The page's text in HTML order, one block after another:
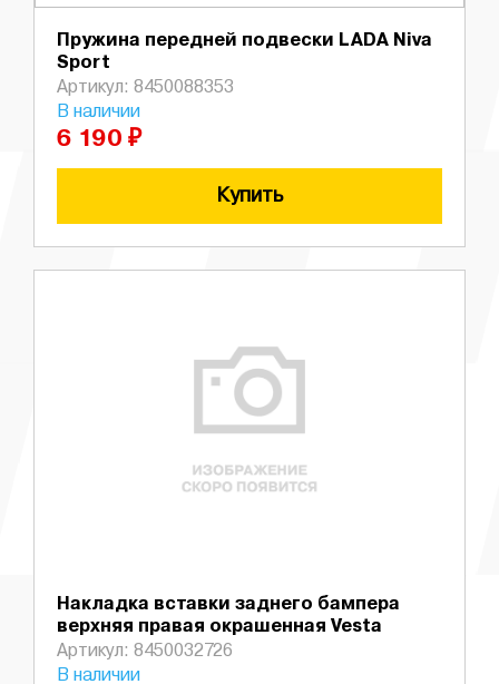
Пружина передней подвески LADA Niva
Sport
Артикул: 8450088353
В наличии
6 190 ₽
Купить
Накладка вставки заднего бампера
верхняя правая окрашенная Vesta
Артикул: 8450032726
В наличии